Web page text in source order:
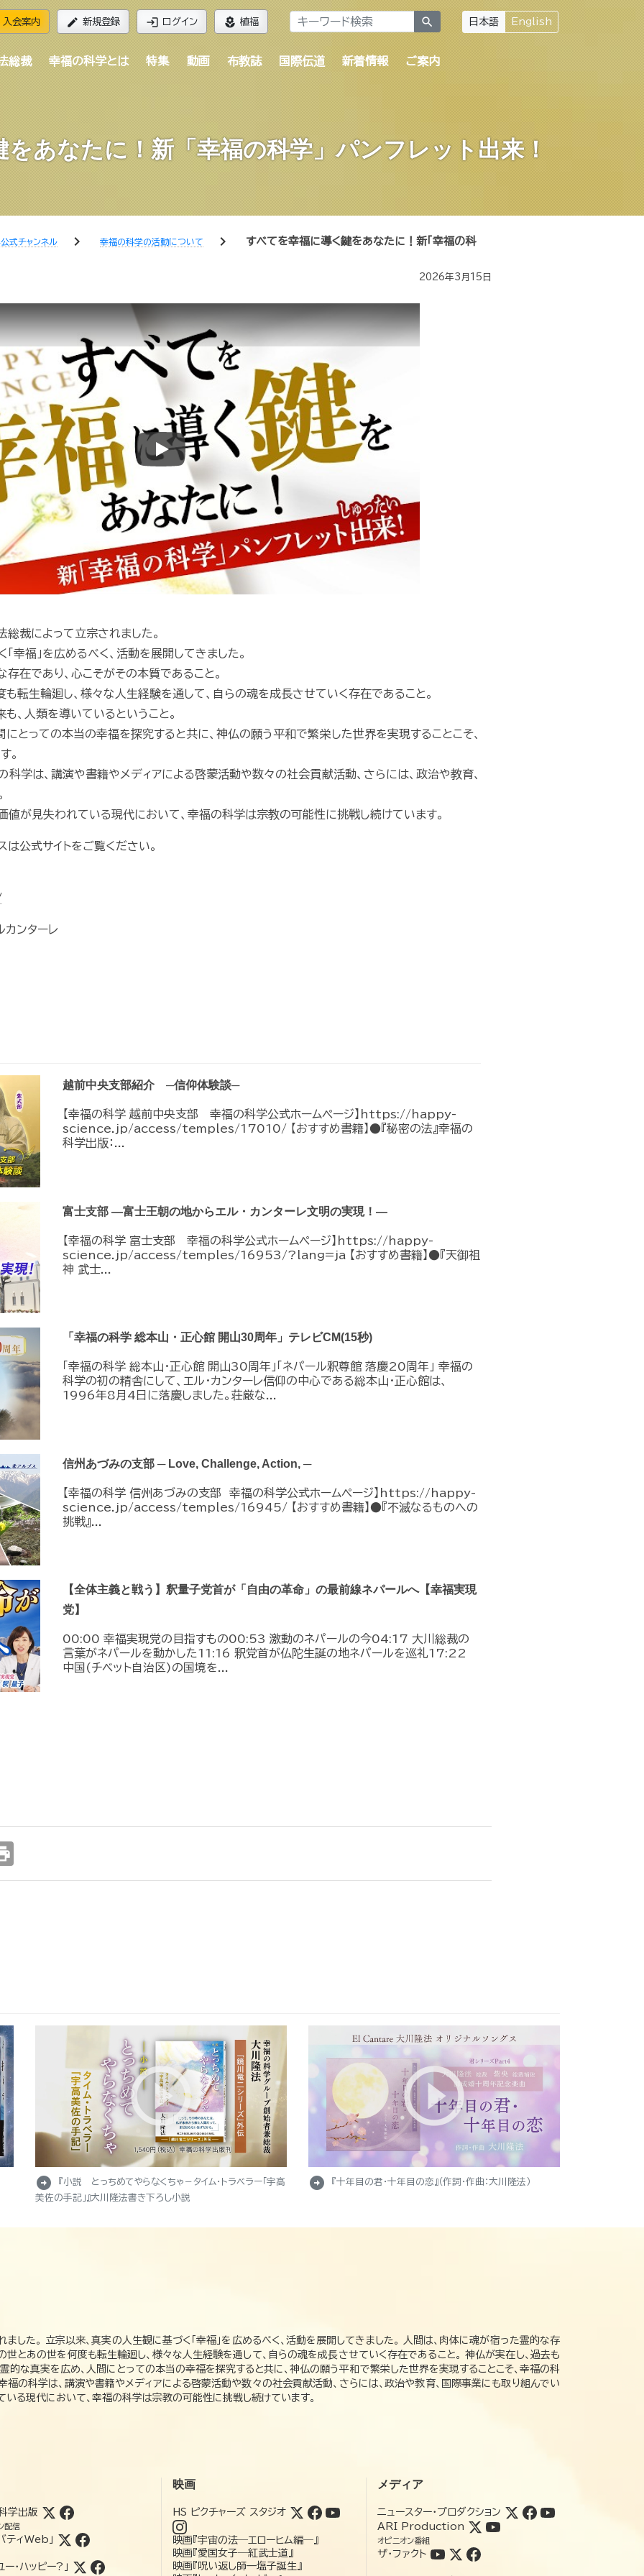
入会案内 edit 新規登録 login ログイン local_florist 植福 search 日本語 English
総裁 幸福の科学とは 特集 動画 布教誌 国際伝道 新着情報 ご案内
あなたに！新「幸福の科学」パンフレット出来！
式チャンネル chevron_right 幸福の科学の活動について chevron_right すべてを幸福に導く鍵をあなたに！新「幸福の科
2026年3月15日
Play
裁によって立宗されました。
幸福」を広めるべく、活動を展開してきました。
在であり、心こそがその本質であること。
転生輪廻し、様々な人生経験を通して、自らの魂を成長させていく存在であること。
、人類を導いているということ。
とっての本当の幸福を探究すると共に、神仏の願う平和で繁栄した世界を実現することこそ、
。
学は、講演や書籍やメディアによる啓蒙活動や数々の社会貢献活動、さらには、政治や教育、
値が見失われている現代において、幸福の科学は宗教の可能性に挑戦し続けています。
公式サイトをご覧ください。
ンターレ
越前中央支部紹介 ─信仰体験談─
【幸福の科学 越前中央支部 幸福の科学公式ホームページ】https://happy-
science.jp/access/temples/17010/ 【おすすめ書籍】●『秘密の法』幸福の
科学出版：...
富士支部 ―富士王朝の地からエル・カンターレ文明の実現！―
【幸福の科学 富士支部 幸福の科学公式ホームページ】https://happy-
science.jp/access/temples/16953/?lang=ja 【おすすめ書籍】●『天御祖
神 武士...
「幸福の科学 総本山・正心館 開山30周年」テレビCM(15秒)
「幸福の科学 総本山・正心館 開山30周年」「ネパール釈尊館 落慶20周年」 幸福の
科学の初の精舎にして、エル・カンターレ信仰の中心である総本山・正心館は、
1996年8月4日に落慶しました。荘厳な...
信州あづみの支部 ─ Love, Challenge, Action, ─
【幸福の科学 信州あづみの支部 幸福の科学公式ホームページ】https://happy-
science.jp/access/temples/16945/ 【おすすめ書籍】●『不滅なるものへの
挑戦』...
【全体主義と戦う】釈量子党首が「自由の革命」の最前線ネパールへ【幸福実現
党】
00:00 幸福実現党の目指すもの00:53 激動のネパールの今04:17 大川総裁の
言葉がネパールを動かした11:16 釈党首が仏陀生誕の地ネパールを巡礼17:22
中国(チベット自治区)の国境を...
arrow_circle_right
『小説 とっちめてやらなくちゃ－タイム・トラベラー「宇高
美佐の手記」』大川隆法書き下ろし小説
arrow_circle_right 『十年目の君・十年目の恋』（作詞・作曲：大川隆法）
た。 立宗以来、真実の人生観に基づく「幸福」を広めるべく、活動を展開してきました。 人間は、肉体に魂が宿った霊的な存
世とあの世を何度も転生輪廻し、様々な人生経験を通して、自らの魂を成長させていく存在であること。 神仏が実在し、過去も
的な真実を広め、人間にとっての本当の幸福を探究すると共に、神仏の願う平和で繁栄した世界を実現することこそ、幸福の科
の科学は、講演や書籍やメディアによる啓蒙活動や数々の社会貢献活動、さらには、政治や教育、国際事業にも取り組んでい
る現代において、幸福の科学は宗教の可能性に挑戦し続けています。
学出版
配信
ティWeb」
ー・ハッピー?」
映画
HS ピクチャーズ スタジオ
映画『宇宙の法―エローヒム編―』
映画『愛国女子―紅武士道』
映画『呪い返し師—塩子誕生』
メディア
ニュースター・プロダクション
ARI Production
オピニオン番組
ザ・ファクト